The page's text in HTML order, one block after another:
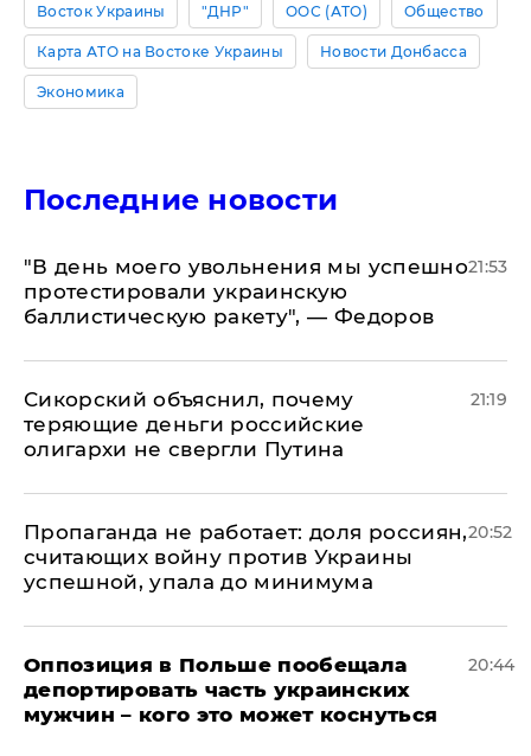
Восток Украины "ДНР" ООС (АТО) Общество
Карта АТО на Востоке Украины Новости Донбасса
Экономика
Последние новости
​"В день моего увольнения мы успешно
протестировали украинскую
баллистическую ракету", — Федоров
21:53
Сикорский объяснил, почему
теряющие деньги российские
олигархи не свергли Путина
21:19
​Пропаганда не работает: доля россиян,
считающих войну против Украины
успешной, упала до минимума
20:52
Оппозиция в Польше пообещала
депортировать часть украинских
мужчин – кого это может коснуться
20:44